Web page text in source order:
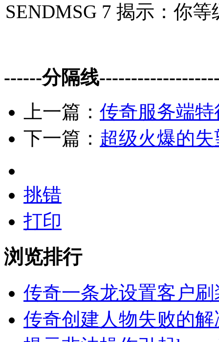
SENDMSG 7 揭示：你
------分隔线
上一篇： 传奇服务端特
下一篇： 超级火爆的
挑错
打印
浏览排行
传奇一条龙设置客户
传奇创建人物失败的